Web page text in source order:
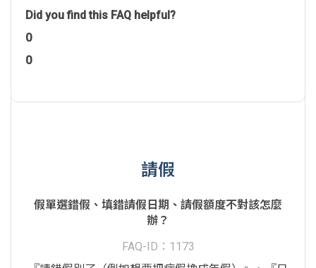
Did you find this FAQ helpful?
0
0
請假
假單選錯假、填錯請假日期、請假額度不對該怎麼
辦？
FAQ-ID：1173